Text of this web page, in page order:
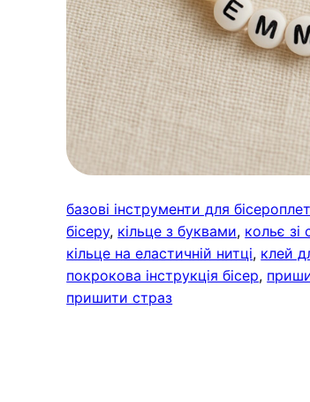
базові інструменти для
бісеру, кільце з буквами, кольє зі
кільце на еластичній нитці, клей
покрокова інструкція бісер,
пришити страз